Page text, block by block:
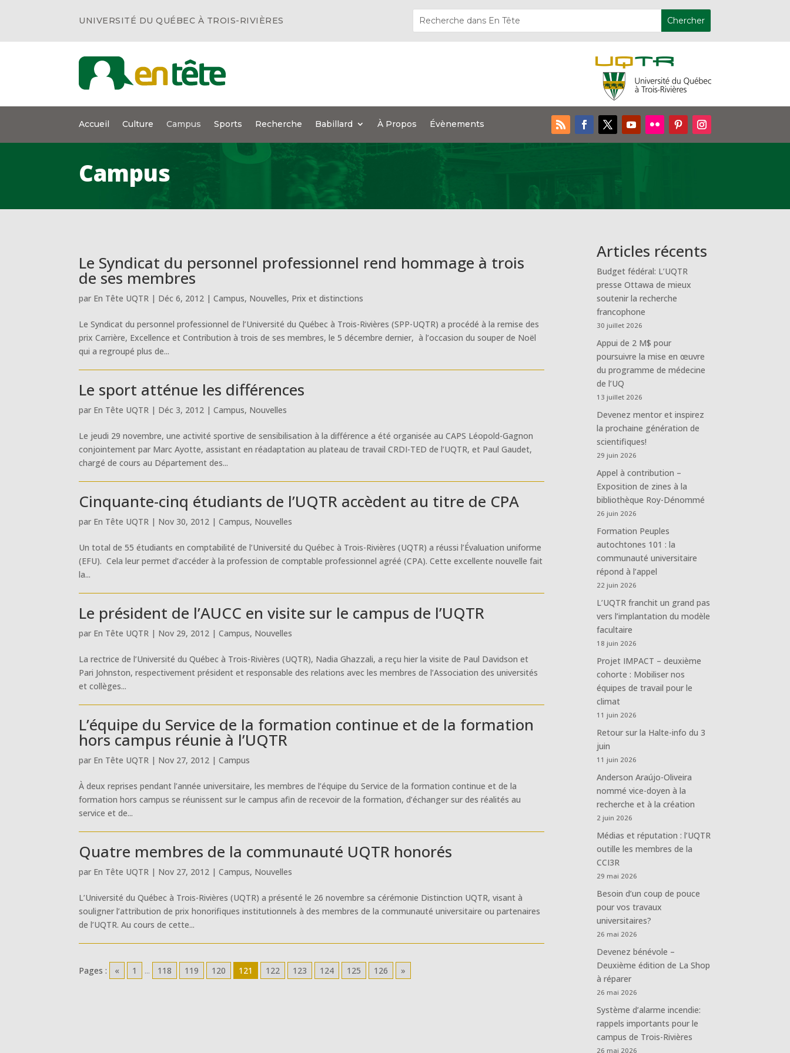
UNIVERSITÉ DU QUÉBEC À TROIS-RIVIÈRES
Accueil Culture Campus Sports Recherche Babillard À Propos Évènements
Campus
Le Syndicat du personnel professionnel rend hommage à trois
de ses membres
par En Tête UQTR | Déc 6, 2012 |Campus, Nouvelles, Prix et distinctions
Le Syndicat du personnel professionnel de l’Université du Québec à Trois-Rivières (SPP-UQTR) a procédé à la remise des
prix Carrière, Excellence et Contribution à trois de ses membres, le 5 décembre dernier, à l’occasion du souper de Noël
qui a regroupé plus de...
Le sport atténue les différences
par En Tête UQTR | Déc 3, 2012 |Campus, Nouvelles
Le jeudi 29 novembre, une activité sportive de sensibilisation à la différence a été organisée au CAPS Léopold-Gagnon
conjointement par Marc Ayotte, assistant en réadaptation au plateau de travail CRDI-TED de l’UQTR, et Paul Gaudet,
chargé de cours au Département des...
Cinquante-cinq étudiants de l’UQTR accèdent au titre de CPA
par En Tête UQTR | Nov 30, 2012 |Campus, Nouvelles
Un total de 55 étudiants en comptabilité de l’Université du Québec à Trois-Rivières (UQTR) a réussi l’Évaluation uniforme
(EFU). Cela leur permet d’accéder à la profession de comptable professionnel agréé (CPA). Cette excellente nouvelle fait
la...
Le président de l’AUCC en visite sur le campus de l’UQTR
par En Tête UQTR | Nov 29, 2012 |Campus, Nouvelles
La rectrice de l’Université du Québec à Trois-Rivières (UQTR), Nadia Ghazzali, a reçu hier la visite de Paul Davidson et
Pari Johnston, respectivement président et responsable des relations avec les membres de l’Association des universités
et collèges...
L’équipe du Service de la formation continue et de la formation
hors campus réunie à l’UQTR
par En Tête UQTR | Nov 27, 2012 |Campus
À deux reprises pendant l’année universitaire, les membres de l’équipe du Service de la formation continue et de la
formation hors campus se réunissent sur le campus afin de recevoir de la formation, d’échanger sur des réalités au
service et de...
Quatre membres de la communauté UQTR honorés
par En Tête UQTR | Nov 27, 2012 |Campus, Nouvelles
L’Université du Québec à Trois-Rivières (UQTR) a présenté le 26 novembre sa cérémonie Distinction UQTR, visant à
souligner l’attribution de prix honorifiques institutionnels à des membres de la communauté universitaire ou partenaires
de l’UQTR. Au cours de cette...
Pages : « 1 ... 118 119 120 121 122 123 124 125 126 »
Articles récents
Budget fédéral: L’UQTR
presse Ottawa de mieux
soutenir la recherche
francophone
30 juillet 2026
Appui de 2 M$ pour
poursuivre la mise en œuvre
du programme de médecine
de l’UQ
13 juillet 2026
Devenez mentor et inspirez
la prochaine génération de
scientifiques!
29 juin 2026
Appel à contribution –
Exposition de zines à la
bibliothèque Roy-Dénommé
26 juin 2026
Formation Peuples
autochtones 101 : la
communauté universitaire
répond à l’appel
22 juin 2026
L’UQTR franchit un grand pas
vers l’implantation du modèle
facultaire
18 juin 2026
Projet IMPACT – deuxième
cohorte : Mobiliser nos
équipes de travail pour le
climat
11 juin 2026
Retour sur la Halte-info du 3
juin
11 juin 2026
Anderson Araújo-Oliveira
nommé vice-doyen à la
recherche et à la création
2 juin 2026
Médias et réputation : l’UQTR
outille les membres de la
CCI3R
29 mai 2026
Besoin d’un coup de pouce
pour vos travaux
universitaires?
26 mai 2026
Devenez bénévole –
Deuxième édition de La Shop
à réparer
26 mai 2026
Système d’alarme incendie:
rappels importants pour le
campus de Trois-Rivières
26 mai 2026